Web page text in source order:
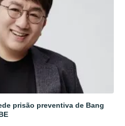
prisão preventiva de Bang